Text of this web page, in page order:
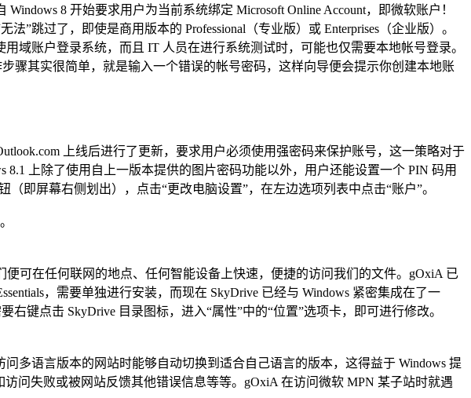
8 开始要求用户为当前系统绑定 Microsoft Online Account，即微软账户！
”跳过了，即使是商用版本的 Professional（专业版）或 Enterprises（企业版）。
域账户登录系统，而且 IT 人员在进行系统测试时，可能也仅需要本地帐号登录。
骤其实很简单，就是输入一个错误的帐号密码，这样向导便会提示你创建本地账
上线后进行了更新，要求用户必须使用强密码来保护账号，这一策略对于
上除了使用自上一版本提供的图片密码功能以外，用户还能设置一个 PIN 码用
即屏幕右侧划出），点击“更改电脑设置”，在左边选项列表中点击“账户”。
在任何联网的地点、任何智能设备上快速，便捷的访问我们的文件。gOxiA 已
，需要单独进行安装，而现在 SkyDrive 已经与 Windows 紧密集成在了一
键点击 SkyDrive 目录图标，进入“属性”中的“位置”选项卡，即可进行修改。
语言版本的网站时能够自动切换到适合自己语言的版本，这得益于 Windows 提
问失败或被网站反馈其他错误信息等等。gOxiA 在访问微软 MPN 某子站时就遇